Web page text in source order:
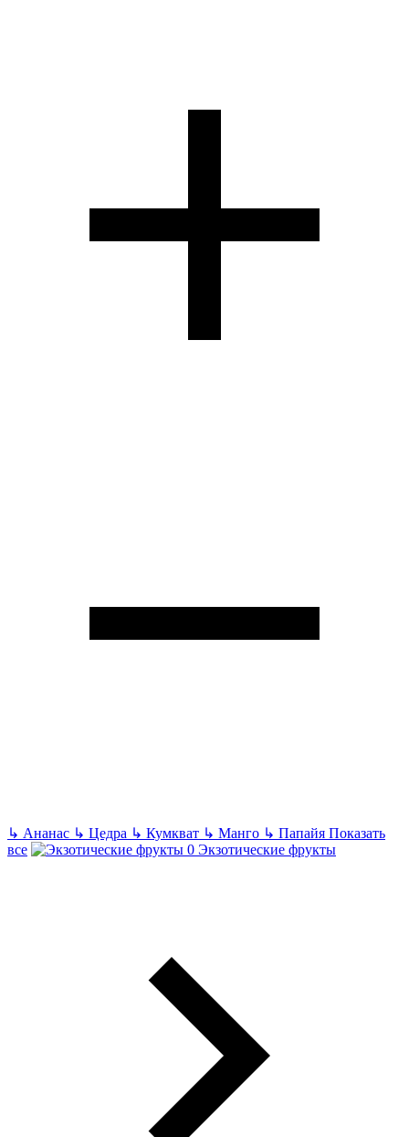
↳ Ананас ↳ Цедра ↳ Кумкват ↳ Манго ↳ Папайя Показать
все
Экзотические фрукты